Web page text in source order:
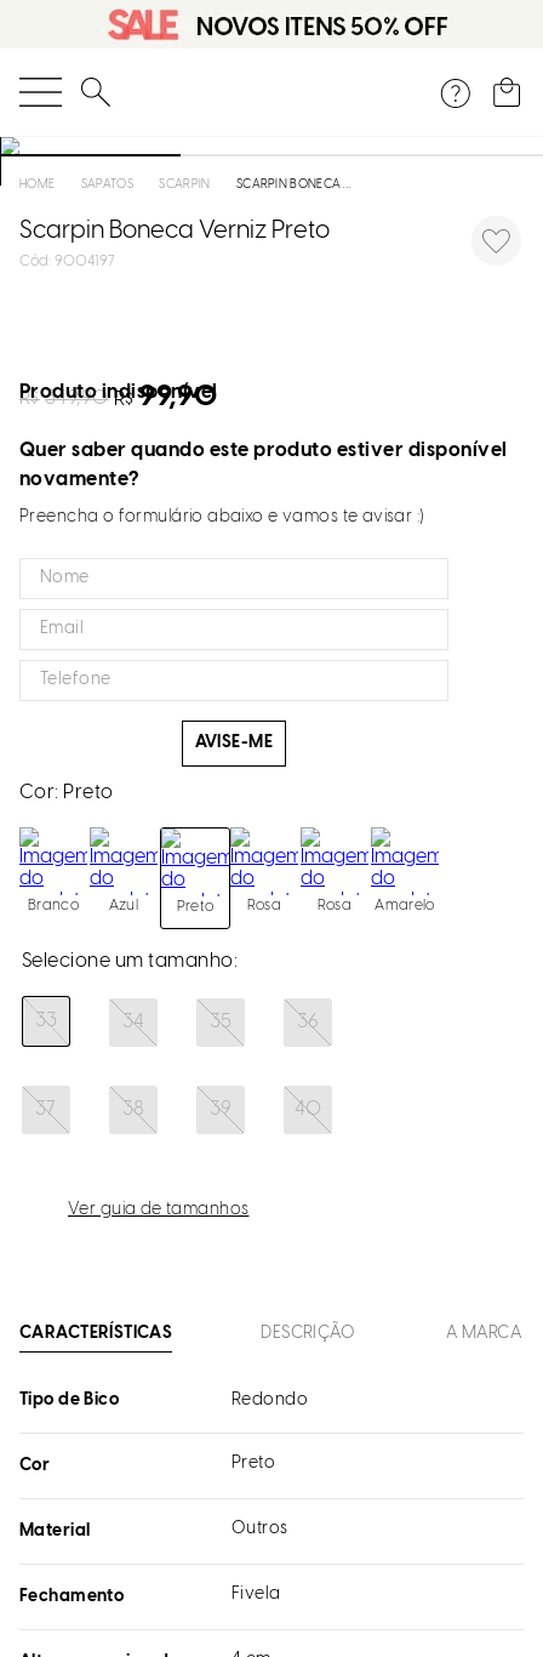
O que você está procurando?
SAPATOS SCARPIN SCARPIN BONECA VERNIZ PRETO
Scarpin Boneca Verniz Preto
: 9004197
R$ 349,90 R$ 99,90
Produto indisponível
Quer saber quando este produto estiver disponível
novamente?
Preencha o formulário abaixo e vamos te avisar :)
AVISE-ME
Cor: Preto
Branco Azul Preto Rosa Rosa Amarelo
33 34 35 36
37 38 39 40
Ver guia de tamanhos
CARACTERÍSTICAS DESCRIÇÃO A MARCA
Tipo de Bico Redondo
Cor Preto
Material Outros
Fechamento Fivela